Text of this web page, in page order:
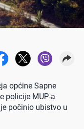
općine Sapne
policije MUP-a
počinio ubistvo u